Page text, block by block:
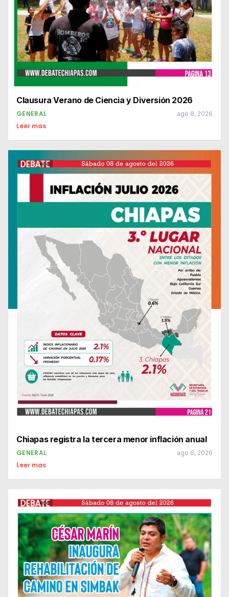
Clausura Verano de Ciencia y Diversión 2026
GENERAL ago 8, 2026
Leer mas
Chiapas registra la tercera menor inflación anual
GENERAL ago 8, 2026
Leer mas